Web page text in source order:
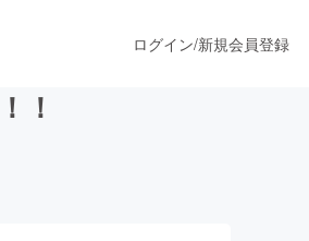
ログイン/新規会員登録
！